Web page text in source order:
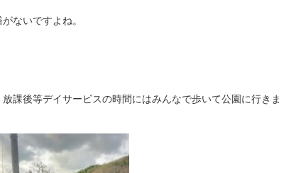
ないですよね。
課後等デイサービスの時間にはみんなで歩いて公園に行きま